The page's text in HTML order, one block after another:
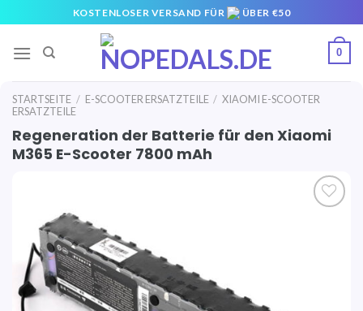
to
content
KOSTENLOSER VERSAND FÜR ÜBER €50
0
STARTSEITE / E-SCOOTER ERSATZTEILE / XIAOMI E-SCOOTER
ERSATZTEILE
Regeneration der Batterie für den Xiaomi
M365 E-Scooter 7800 mAh